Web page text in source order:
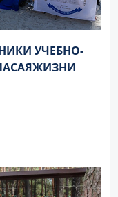
УЧЕБНО-